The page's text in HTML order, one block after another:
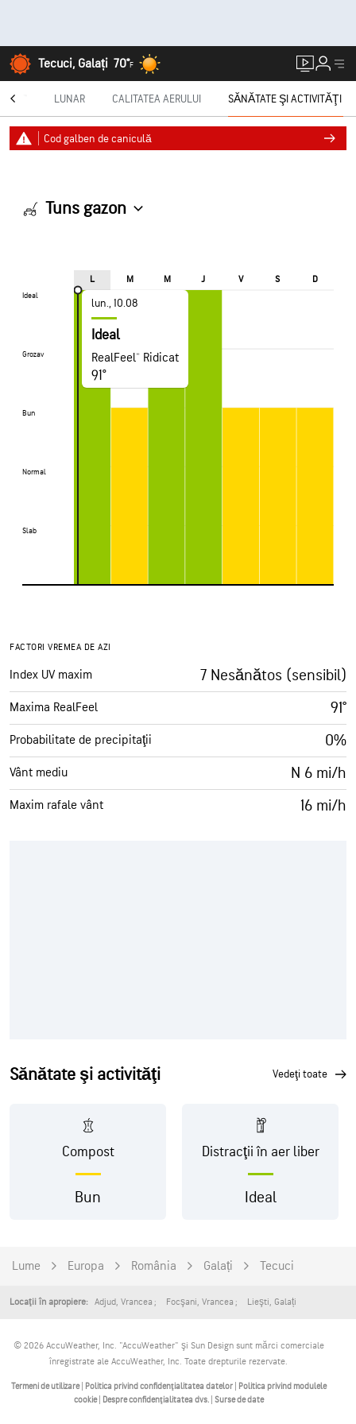
Tecuci, Galați 70°F
LUNAR CALITATEA AERULUI SĂNĂTATE ŞI ACTIVITĂŢI
Cod galben de caniculă
Tuns gazon
Ideal
Grozav
Bun
Normal
Slab
L M M J V S D
Ideal
Grozav
Bun
Normal
Slab
lun., 10.08
Ideal
RealFeel® Ridicat
91°
FACTORI VREMEA DE AZI
Index UV maxim 7 Nesănătos (sensibil)
Maxima RealFeel 91°
Probabilitate de precipitaţii 0%
Vânt mediu N 6 mi/h
Maxim rafale vânt 16 mi/h
Sănătate şi activităţi vedeţi toate
Compost
Bun
Distracţii în aer liber
Ideal
Lume Europa România Galați Tecuci
Locaţii în apropiere: Adjud, Vrancea Focşani, Vrancea Lieşti, Galați
© 2026 AccuWeather, Inc. "AccuWeather" şi Sun Design sunt mărci comerciale
înregistrate ale AccuWeather, Inc. Toate drepturile rezervate.
Termeni de utilizare Politica privind confidenţialitatea datelor
Politica privind modulele
cookie Despre confidenţialitatea dvs.| Surse de date